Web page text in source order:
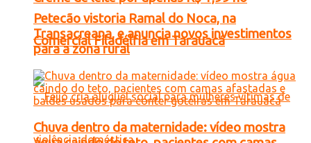
Comercial Filadélfia em Tarauacá
Petecão vistoria Ramal do Noca, na
Transacreana, e anuncia novos investimentos
para a zona rural
Chuva dentro da maternidade: vídeo mostra